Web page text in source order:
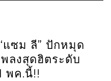
แซม ลี” ปักหมุด
ลงสุดฮิตระดับ
พค.นี้!!